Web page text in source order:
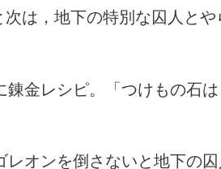
は，地下の特別な囚人と
錬金レシピ。「つけもの石
レオンを倒さないと地下の